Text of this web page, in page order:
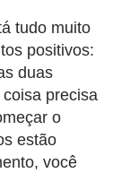
tudo muito
positivos:
duas
precisa
o
estão
você